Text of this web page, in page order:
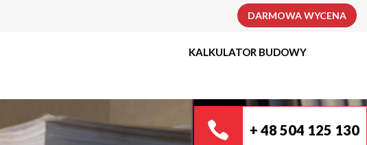
DARMOWA WYCENA
KALKULATOR BUDOWY
+ 48 504 125 130